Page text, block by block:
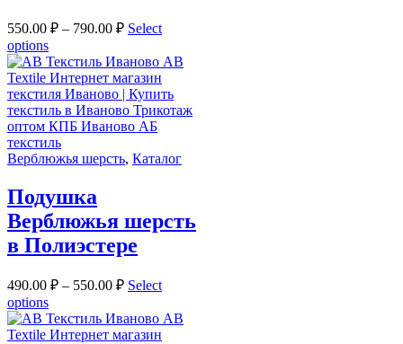
550.00 ₽ – 790.00 ₽ Select
options
Верблюжья шерсть, Каталог
Подушка
Верблюжья шерсть
в Полиэстере
490.00 ₽ – 550.00 ₽ Select
options